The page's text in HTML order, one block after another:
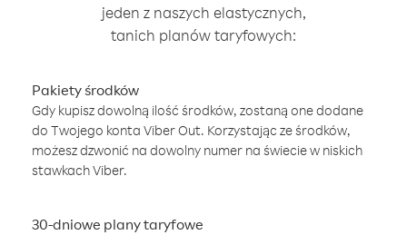
jeden z naszych elastycznych,
tanich planów taryfowych:
Pakiety środków
Gdy kupisz dowolną ilość środków, zostaną one dodane
do Twojego konta Viber Out. Korzystając ze środków,
możesz dzwonić na dowolny numer na świecie w niskich
stawkach Viber.
30-dniowe plany taryfowe